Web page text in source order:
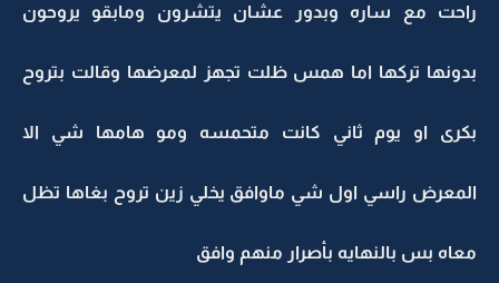
راحت مع ساره وبدور عشان يتشرون ومابقو يروحون
بدونها تركها اما همس ظلت تجهز لمعرضها وقالت بتروح
بكرى او يوم ثاني كانت متحمسه ومو هامها شي الا
المعرض راسي اول شي ماوافق يخلي زين تروح بغاها تظل
معاه بس بالنهايه بأصرار منهم وافق